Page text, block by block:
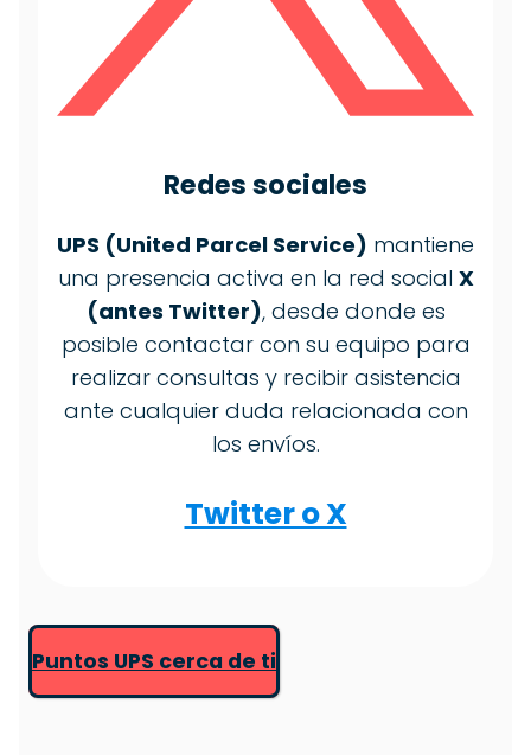
Redes sociales
UPS (United Parcel Service) mantiene
una presencia activa en la red social X
(antes Twitter), desde donde es
posible contactar con su equipo para
realizar consultas y recibir asistencia
ante cualquier duda relacionada con
los envíos.
Twitter o X
Puntos UPS cerca de ti